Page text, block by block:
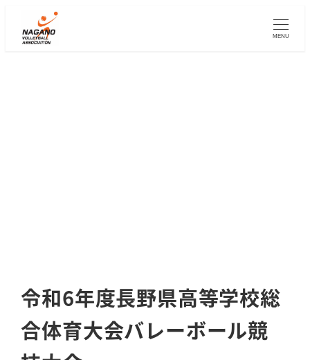
MENU
令和6年度長野県高等学校総
合体育大会バレーボール競